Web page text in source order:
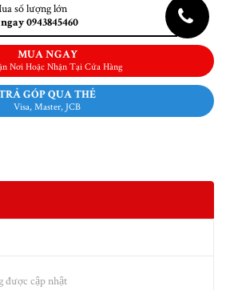
số lượng lớn
0943845460
MUA NGAY
Nơi Hoặc Nhận Tại Cửa Hàng
GÓP QUA THẺ
Visa, Master, JCB
được cập nhật